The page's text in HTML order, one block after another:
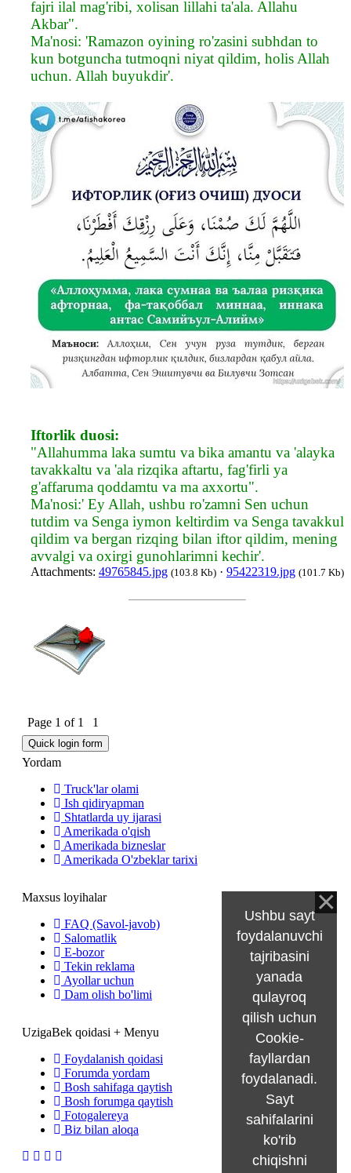
fajri ilal mag'ribi, xolisan lillahi ta'ala. Allahu
Akbar".
Ma'nosi: 'Ramazon oyining ro'zasini subhdan to
kun botguncha tutmoqni niyat qildim, holis Allah
uchun. Allah buyukdir'.
Iftorlik duosi:
"Allahumma laka sumtu va bika amantu va 'alayka
tavakkaltu va 'ala rizqika aftartu, fag'firli ya
g'affaruma qoddamtu va ma axxortu".
Ma'nosi:' Ey Allah, ushbu ro'zamni Sen uchun
tutdim va Senga iymon keltirdim va Senga tavakkul
qildim va bergan rizqing bilan iftor qildim, mening
avvalgi va oxirgi gunohlarimni kechir'.
Attachments: 49765845.jpg (103.8 Kb) · 95422319.jpg (101.7 Kb)
Page 1 of 1 1
Yordam
Truck'lar olami
Ish qidiryapman
Shtatlarda uy ijarasi
Amerikada o'qish
Amerikada bizneslar
Amerikada O'zbeklar tarixi
Maxsus loyihalar
FAQ (Savol-javob)
Salomatlik
E-bozor
Tekin reklama
Ayollar uchun
Dam olish bo'limi
UzigaBek qoidasi + Menyu
Foydalanish qoidasi
Forumda yordam
Bosh sahifaga qaytish
Bosh forumga qaytish
Fotogalereya
Biz bilan aloqa
Ushbu sayt
foydalanuvchi
tajribasini
yanada
qulayroq
qilish uchun
Cookie-
fayllardan
foydalanadi.
Sayt
sahifalarini
ko'rib
chiqishni